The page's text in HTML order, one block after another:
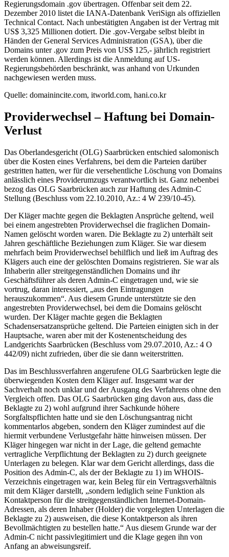
Regierungsdomain .gov übertragen. Offenbar seit dem 22.
Dezember 2010 listet die IANA-Datenbank VeriSign als offiziellen
Technical Contact. Nach unbestätigten Angaben ist der Vertrag mit
US$ 3,325 Millionen dotiert. Die .gov-Vergabe selbst bleibt in
Händen der General Services Administration (GSA), über die
Domains unter .gov zum Preis von US$ 125,- jährlich registriert
werden können. Allerdings ist die Anmeldung auf US-
Regierungsbehörden beschränkt, was anhand von Urkunden
nachgewiesen werden muss.
Quelle: domainincite.com, itworld.com, hani.co.kr
Providerwechsel – Haftung bei Domain-
Verlust
Das Oberlandesgericht (OLG) Saarbrücken entschied salomonisch
über die Kosten eines Verfahrens, bei dem die Parteien darüber
gestritten hatten, wer für die versehentliche Löschung von Domains
anlässlich eines Providerumzugs verantwortlich ist. Ganz nebenbei
bezog das OLG Saarbrücken auch zur Haftung des Admin-C
Stellung (Beschluss vom 22.10.2010, Az.: 4 W 239/10-45).
Der Kläger machte gegen die Beklagten Ansprüche geltend, weil
bei einem angestrebten Providerwechsel die fraglichen Domain-
Namen gelöscht worden waren. Die Beklagte zu 2) unterhält seit
Jahren geschäftliche Beziehungen zum Kläger. Sie war diesem
mehrfach beim Providerwechsel behilflich und ließ im Auftrag des
Klägers auch eine der gelöschten Domains registrieren. Sie war als
Inhaberin aller streitgegenständlichen Domains und ihr
Geschäftsführer als deren Admin-C eingetragen und, wie sie
vortrug, daran interessiert, „aus den Eintragungen
herauszukommen“. Aus diesem Grunde unterstützte sie den
angestrebten Providerwechsel, bei dem die Domains gelöscht
wurden. Der Kläger machte gegen die Beklagten
Schadensersatzansprüche geltend. Die Parteien einigten sich in der
Hauptsache, waren aber mit der Kostenentscheidung des
Landgerichts Saarbrücken (Beschluss vom 29.07.2010, Az.: 4 O
442/09) nicht zufrieden, über die sie dann weiterstritten.
Das im Beschlussverfahren angerufene OLG Saarbrücken legte die
überwiegenden Kosten dem Kläger auf. Insgesamt war der
Sachverhalt noch unklar und der Ausgang des Verfahrens ohne den
Vergleich offen. Das OLG Saarbrücken ging davon aus, dass die
Beklagte zu 2) wohl aufgrund ihrer Sachkunde höhere
Sorgfaltspflichten hatte und sie den Löschungsantrag nicht
kommentarlos abgeben, sondern den Kläger zumindest auf die
hiermit verbundene Verlustgefahr hätte hinweisen müssen. Der
Kläger hingegen war nicht in der Lage, die geltend gemachte
vertragliche Verpflichtung der Beklagten zu 2) durch geeignete
Unterlagen zu belegen. Klar war dem Gericht allerdings, dass die
Position des Admin-C, als der der Beklagte zu 1) im WHOIS-
Verzeichnis eingetragen war, kein Beleg für ein Vertragsverhältnis
mit dem Kläger darstellt, „sondern lediglich seine Funktion als
Kontaktperson für die streitgegenständlichen Internet-Domain-
Adressen, als deren Inhaber (Holder) die vorgelegten Unterlagen die
Beklagte zu 2) ausweisen, die diese Kontaktperson als ihren
Bevollmächtigten zu bestellen hatte.“ Aus diesem Grunde war der
Admin-C nicht passivlegitimiert und die Klage gegen ihn von
Anfang an abweisungsreif.